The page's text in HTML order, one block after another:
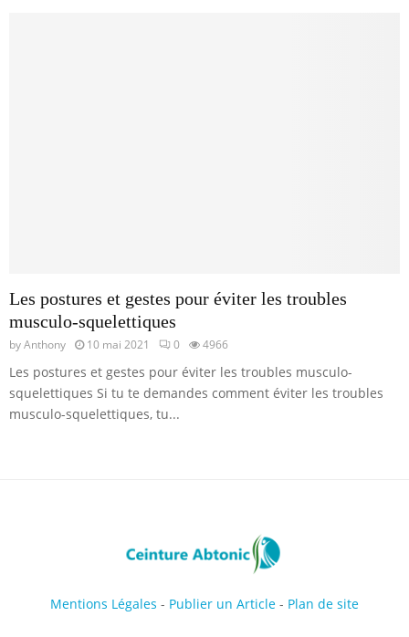
Les postures et gestes pour éviter les troubles
musculo-squelettiques
byAnthony 10 mai 2021 0 4966
Les postures et gestes pour éviter les troubles musculo-
squelettiques Si tu te demandes comment éviter les troubles
musculo-squelettiques, tu...
Mentions Légales - Publier un Article - Plan de site